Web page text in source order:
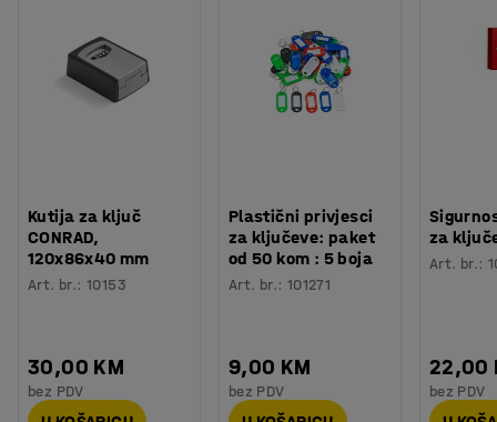
Kutija za ključ
CONRAD,
120x86x40 mm
Art. br.:10153
30,00 KM
bez PDV
Plastični privjesci
za ključeve: paket
od 50 kom : 5 boja
Art. br.: 101271
9,00 KM
bez PDV
za
Art. br.:
22,00
bez PDV